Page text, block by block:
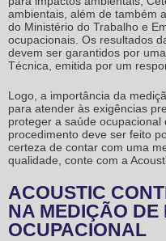
ambientais, além de também
do Ministério do Trabalho e
ocupacionais. Os resultados
devem ser garantidos por
Técnica, emitida por um
Logo, a importância da
para atender às exigências
proteger a saúde
procedimento deve ser feito
certeza de contar com uma
qualidade, conte com a
ACOUSTIC
NA MEDIÇÃO DE
OCUPACIONAL